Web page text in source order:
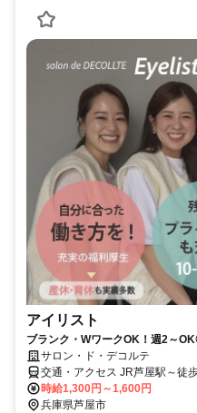
アイリスト
ブランク・WワークOK！週2～
サロン・ド・デコルテ
交通・アクセス JR芦屋駅～徒
屋川駅～徒歩10分
時給1,300円～1,600円
兵庫県芦屋市